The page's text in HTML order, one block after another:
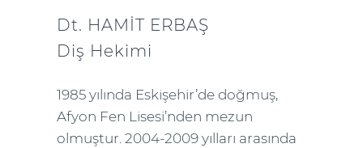
Dt. HAMİT ERBAŞ
Diş Hekimi
1985 yılında Eskişehir’de doğmuş,
Afyon Fen Lisesi’nden mezun
olmuştur. 2004-2009 yılları arasında